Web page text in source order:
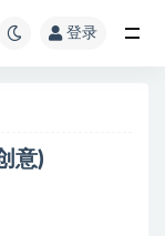
登录
意)